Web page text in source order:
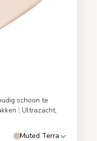
schoon te
| Ultrazacht,
Muted Terra